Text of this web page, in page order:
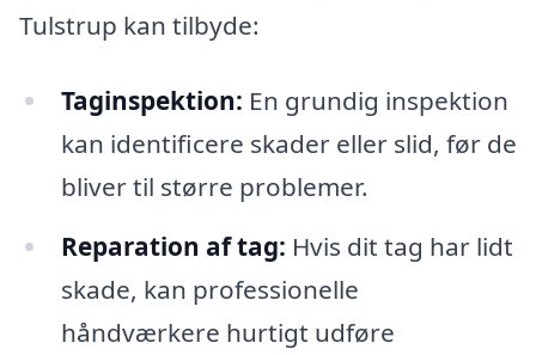
Tulstrup kan tilbyde:
Taginspektion: En grundig inspektion
kan identificere skader eller slid, før de
bliver til større problemer.
Reparation af tag: Hvis dit tag har lidt
skade, kan professionelle
håndværkere hurtigt udføre